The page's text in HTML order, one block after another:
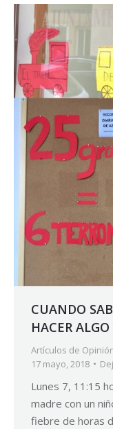
CUANDO
HACER
Artículos de
17 mayo, 2018
Lunes 7, 11:15
madre con un
fiebre de horas